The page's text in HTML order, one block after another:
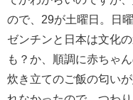
ので、29が土曜日。日
ゼンチンと日本は文化
も？か、順調に赤ちゃ
炊き立てのご飯の匂い